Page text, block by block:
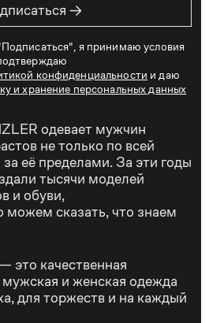
→
я принимаю условия
подтверждаю
конфиденциальности и даю
и хранение персональных данных
одевает мужчин
не только по всей
её пределами. За эти годы
тысячи моделей
и обуви,
можем сказать, что знаем
это качественная
мужская и женская одежда
для торжеств и на каждый